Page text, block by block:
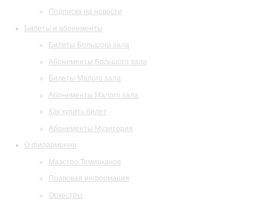
Подписка на новости
Билеты и абонементы
Билеты Большого зала
Абонементы Большого зала
Билеты Малого зала
Абонементы Малого зала
Как купить билет
Абонементы Музитория
О филармонии
Маэстро Темирканов
Правовая информация
Оркестры